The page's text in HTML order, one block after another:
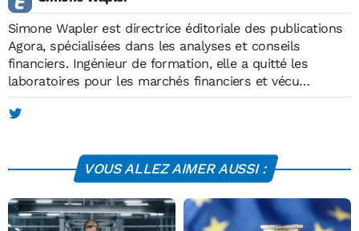
Simone Wapler est directrice éditoriale des publications
Agora, spécialisées dans les analyses et conseils
financiers. Ingénieur de formation, elle a quitté les
laboratoires pour les marchés financiers et vécu
l'éclatement de la bulle internet. Grâce à son expertise,
elle sert aujourd'hui, non pas la cause des
particuliers. Elle a publié "Pourquoi la France va faire
faillite" (2012), "Comment l'État va faire main basse sur
votre argent" (2013), "Pouvez-vous faire confiance à votre
banque ?" (2014) et “La fabrique de pauvres” (2015) aux
Éditions Ixelles.
VOUS ALLEZ AIMER AUSSI :